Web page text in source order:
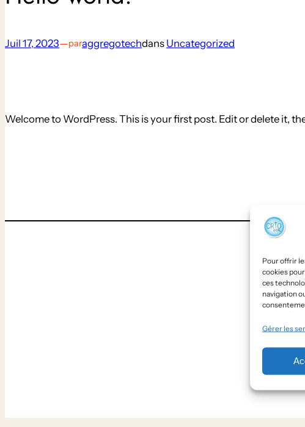
Pour offrir
cookies
ces
navigation
Gérer les
Juil 17, 2023—paraggregotechdans Uncategorized
Welcome to WordPress. This is your first post. Edit or delete it,